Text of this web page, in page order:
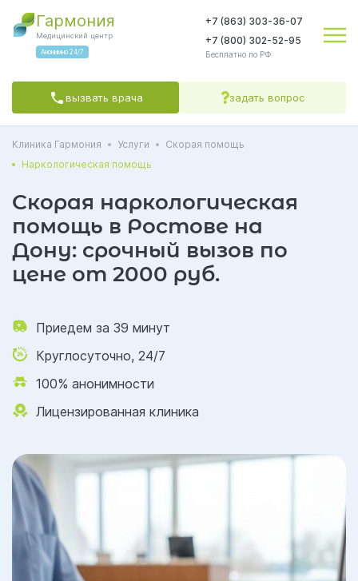
Гармония
Медицинский центр
Анонимно 24/7
+7 (863) 303-36-07
+7 (800) 302-52-95
Бесплатно по РФ
вызвать врача задать вопрос
Яндекс.Метрика
Политикой обработки
Политикой конфиденциальности
соглашением
Клиника Гармония Услуги
Скорая помощь
Наркологическая помощь
Скорая наркологическая
помощь в Ростове на
Дону: срочный вызов по
цене от 2000 руб.
Приедем за 39 минут
Круглосуточно, 24/7
100% анонимности
Лицензированная клиника